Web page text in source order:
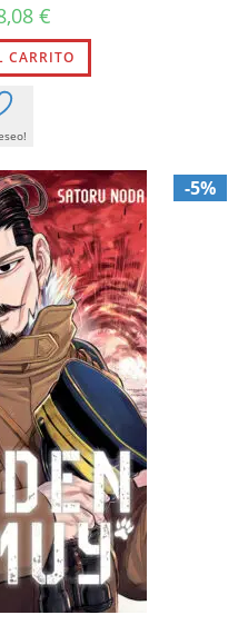
€.
€
actual
es:
8,08 €.
CARRITO
-5%